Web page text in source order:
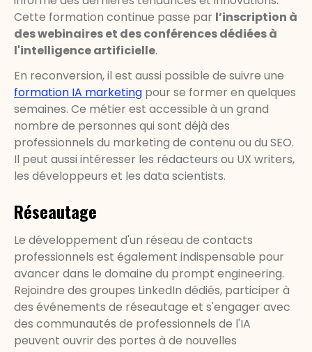
Cette formation continue passe par l’inscription à
des webinaires et des conférences dédiées à
l'intelligence artificielle.
En reconversion, il est aussi possible de suivre une
formation IA marketing pour se former en quelques
semaines. Ce métier est accessible à un grand
nombre de personnes qui sont déjà des
professionnels du marketing de contenu ou du SEO.
Il peut aussi intéresser les rédacteurs ou UX writers,
les développeurs et les data scientists.
Réseautage
Le développement d'un réseau de contacts
professionnels est également indispensable pour
avancer dans le domaine du prompt engineering.
Rejoindre des groupes LinkedIn dédiés, participer à
des événements de réseautage et s'engager avec
des communautés de professionnels de l'IA
peuvent ouvrir des portes à de nouvelles